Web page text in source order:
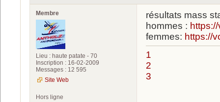
Membre
Lieu : haute patate - 70
Inscription : 16-02-2009
Messages : 12 595
Site Web
résultats mass
hommes :
femmes: https://
1
2
3
Hors ligne